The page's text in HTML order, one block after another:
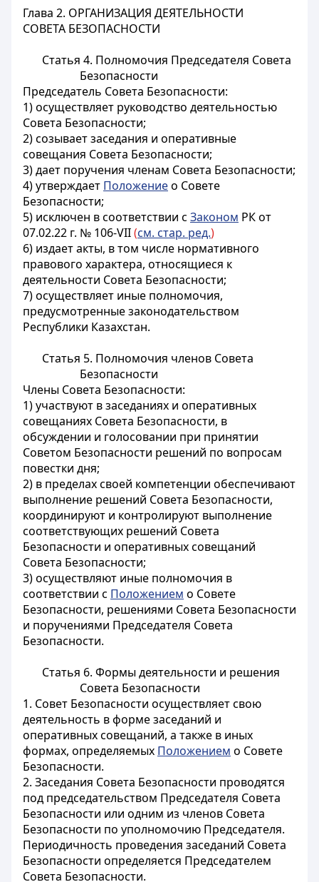
Глава 2. ОРГАНИЗАЦИЯ ДЕЯТЕЛЬНОСТИ
СОВЕТА БЕЗОПАСНОСТИ
Статья 4. Полномочия Председателя Совета
Безопасности
Председатель Совета Безопасности:
1) осуществляет руководство деятельностью
Совета Безопасности;
2) созывает заседания и оперативные
совещания Совета Безопасности;
3) дает поручения членам Совета Безопасности;
4) утверждает Положениео Совете
Безопасности;
5) исключен в соответствии с Законом РК от
07.02.22 г. № 106-VII(см. стар. ред.)
6) издает акты, в том числе нормативного
правового характера, относящиеся к
деятельности Совета Безопасности;
7) осуществляет иные полномочия,
предусмотренные законодательством
Республики Казахстан.
Статья 5. Полномочия членов Совета
Безопасности
Члены Совета Безопасности:
1) участвуют в заседаниях и оперативных
совещаниях Совета Безопасности, в
обсуждении и голосовании при принятии
Советом Безопасности решений по вопросам
повестки дня;
2) в пределах своей компетенции обеспечивают
выполнение решений Совета Безопасности,
координируют и контролируют выполнение
соответствующих решений Совета
Безопасности и оперативных совещаний
Совета Безопасности;
3) осуществляют иные полномочия в
соответствии с Положением о Совете
Безопасности, решениями Совета Безопасности
и поручениями Председателя Совета
Безопасности.
Статья 6. Формы деятельности и решения
Совета Безопасности
1. Совет Безопасности осуществляет свою
деятельность в форме заседаний и
оперативных совещаний, а также в иных
формах, определяемых Положением о Совете
Безопасности.
2. Заседания Совета Безопасности проводятся
под председательством Председателя Совета
Безопасности или одним из членов Совета
Безопасности по уполномочию Председателя.
Периодичность проведения заседаний Совета
Безопасности определяется Председателем
Совета Безопасности.